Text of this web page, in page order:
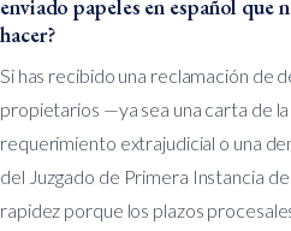
enviado papeles en español que
hacer?
Si has recibido una reclamación de
propietarios —ya sea una carta de
requerimiento extrajudicial o una
del Juzgado de Primera Instancia
rapidez porque los plazos